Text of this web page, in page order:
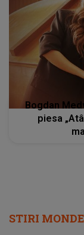
Bogdan
piesa
STIRI